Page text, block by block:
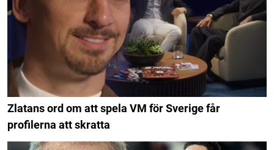
Zlatans ord om att spela VM för Sverige får
profilerna att skratta